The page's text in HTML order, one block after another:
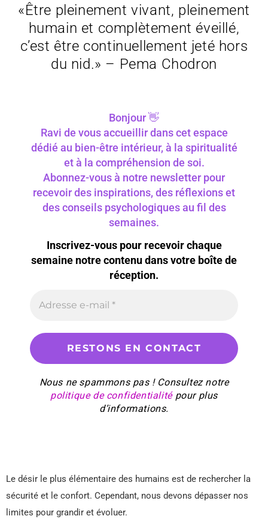
«Être pleinement vivant, pleinement
humain et complètement éveillé,
c’est être continuellement jeté hors
du nid.» – Pema Chodron
Bonjour 👋
Ravi de vous accueillir dans cet espace
dédié au bien-être intérieur, à la spiritualité
et à la compréhension de soi.
Abonnez-vous à notre newsletter pour
recevoir des inspirations, des réflexions et
des conseils psychologiques au fil des
semaines.
Inscrivez-vous pour recevoir chaque
semaine notre contenu dans votre boîte de
réception.
Nous ne spammons pas ! Consultez notre
politique de confidentialitépour plus
d’informations.
Le désir le plus élémentaire des humains est de rechercher la
sécurité et le confort. Cependant, nous devons dépasser nos
limites pour grandir et évoluer.